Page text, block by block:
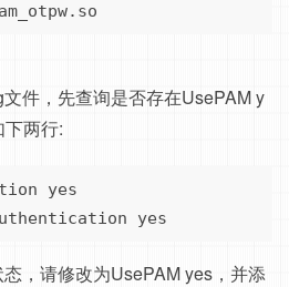
件，先查询是否存在UsePAM y
两行:
yes
yes
，请修改为UsePAM yes，并添